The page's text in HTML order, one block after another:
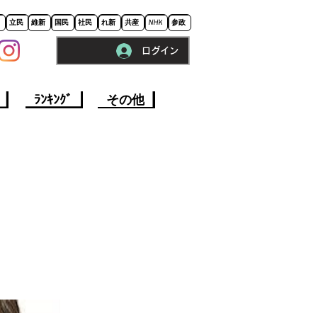
立民 維新 国民 社民 れ新 共産 NHK 参政
ログイン
ﾗﾝｷﾝｸﾞ その他